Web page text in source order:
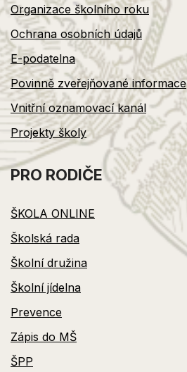
Organizace školního roku
Ochrana osobních údajů
E-podatelna
Povinně zveřejňované informace
Vnitřní oznamovací kanál
Projekty školy
PRO RODIČE
ŠKOLA ONLINE
Školská rada
Školní družina
Školní jídelna
Prevence
Zápis do MŠ
ŠPP